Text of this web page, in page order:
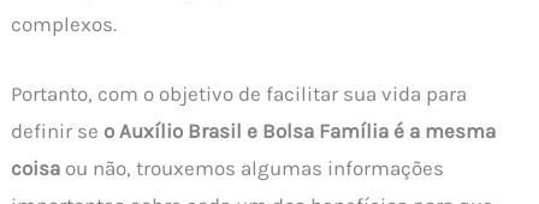
complexos.
Portanto, com o objetivo de facilitar sua vida para
definir se o Auxílio Brasil e Bolsa Família é a mesma
coisa ou não, trouxemos algumas informações